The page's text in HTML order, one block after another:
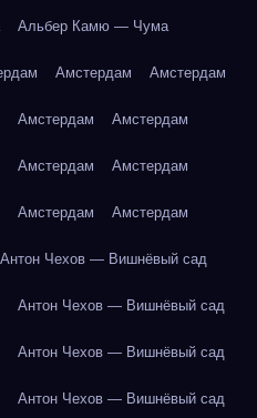
Альбер Камю — Чума
Амстердам Амстердам
Амстердам Амстердам
Амстердам Амстердам
Амстердам Амстердам
Антон Чехов — Вишнёвый сад
Антон Чехов — Вишнёвый сад
Антон Чехов — Вишнёвый сад
Антон Чехов — Вишнёвый сад